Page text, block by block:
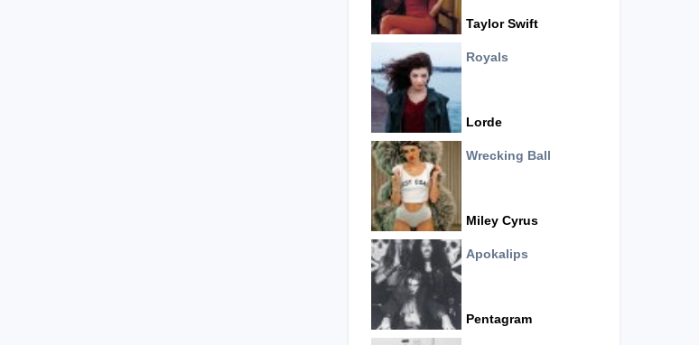
Taylor Swift
Royals
Lorde
Wrecking Ball
Miley Cyrus
Apokalips
Pentagram